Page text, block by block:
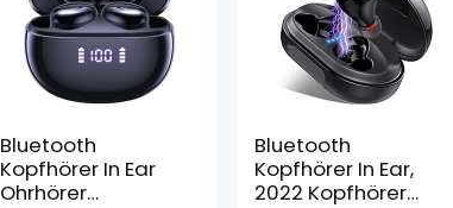
Bluetooth
Kopfhörer In Ear
Ohrhörer
Bluetooth
Kopfhörer In Ear,
2022 Kopfhörer